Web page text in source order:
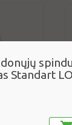
Standart